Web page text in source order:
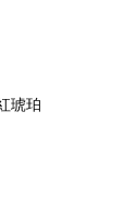
琥珀